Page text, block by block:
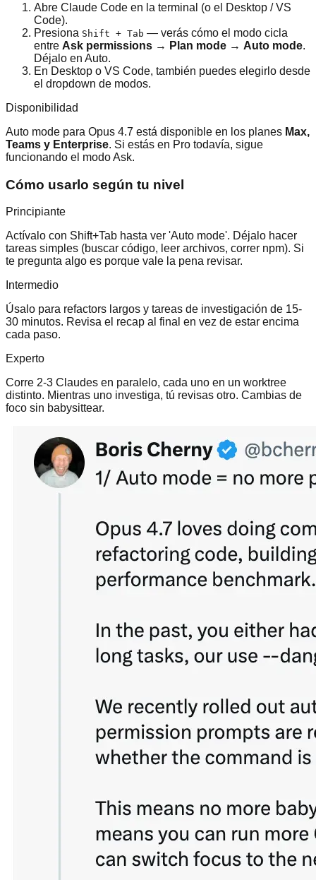
Abre Claude Code en la terminal (o el Desktop / VS
Code).
Presiona Shift + Tab — verás cómo el modo cicla
entre Ask permissions → Plan mode → Auto mode.
Déjalo en Auto.
En Desktop o VS Code, también puedes elegirlo desde
el dropdown de modos.
Disponibilidad
Auto mode para Opus 4.7 está disponible en los planes Max,
Teams y Enterprise. Si estás en Pro todavía, sigue
funcionando el modo Ask.
Cómo usarlo según tu nivel
Principiante
Actívalo con Shift+Tab hasta ver 'Auto mode'. Déjalo hacer
tareas simples (buscar código, leer archivos, correr npm). Si
te pregunta algo es porque vale la pena revisar.
Intermedio
Úsalo para refactors largos y tareas de investigación de 15-
30 minutos. Revisa el recap al final en vez de estar encima
cada paso.
Experto
Corre 2-3 Claudes en paralelo, cada uno en un worktree
distinto. Mientras uno investiga, tú revisas otro. Cambias de
foco sin babysittear.